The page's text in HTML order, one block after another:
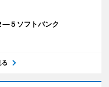
―５ソフトバンク
る